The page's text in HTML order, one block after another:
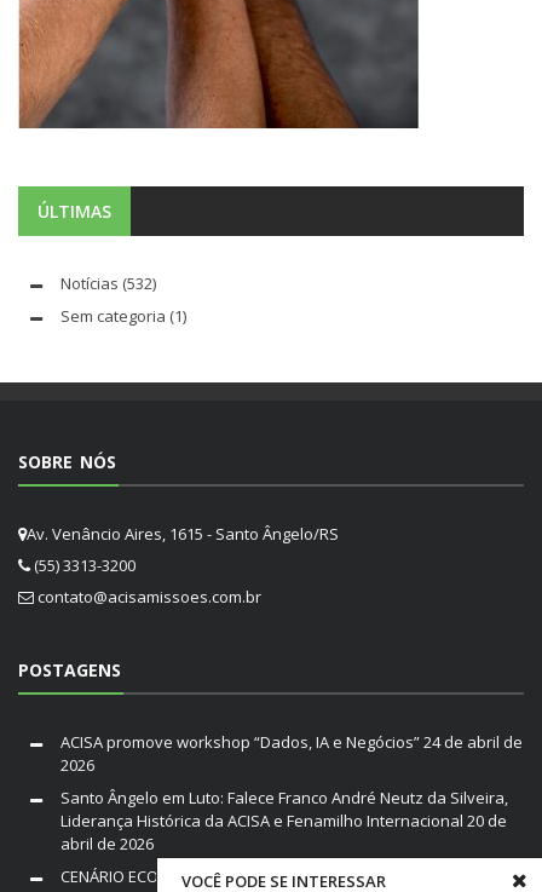
VOCÊ PODE SE INTERESSAR
ÚLTIMAS
Notícias (532)
Sem categoria (1)
SOBRE NÓS
Av. Venâncio Aires, 1615 - Santo Ângelo/RS
(55) 3313-3200
contato@acisamissoes.com.br
POSTAGENS
ACISA promove workshop “Dados, IA e Negócios”24 de abril de
2026
Santo Ângelo em Luto: Falece Franco André Neutz da Silveira,
Liderança Histórica da ACISA e Fenamilho Internacional 20 de
abril de 2026
CENÁRIO ECONÔMICO DO BRASIL E RIO GRANDE DO SUL /